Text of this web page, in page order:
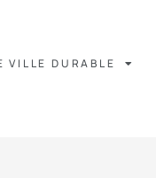
VILLE DURABLE